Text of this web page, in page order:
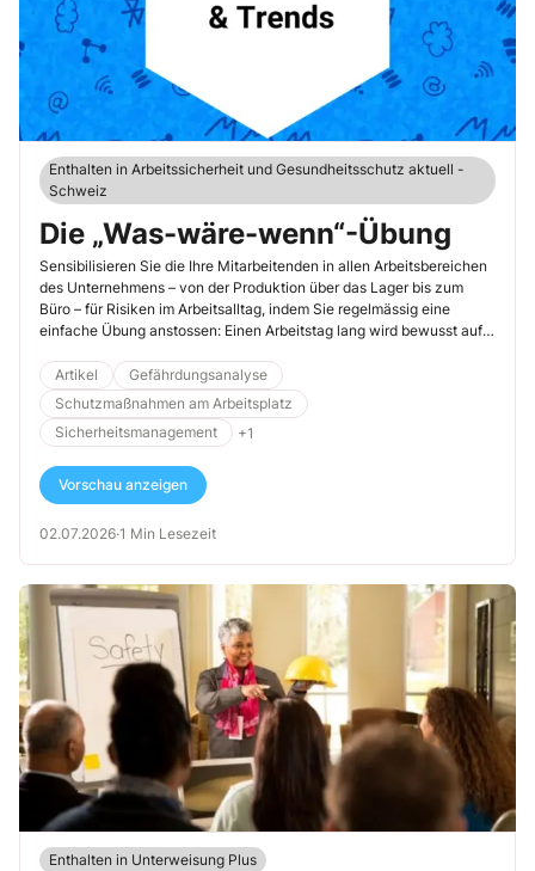
Enthalten in Arbeitssicherheit und Gesundheitsschutz aktuell -
Schweiz
Die „Was-wäre-wenn“-Übung
Sensibilisieren Sie die Ihre Mitarbeitenden in allen Arbeitsbereichen
des Unternehmens – von der Produktion über das Lager bis zum
Büro – für Risiken im Arbeitsalltag, indem Sie regelmässig eine
einfache Übung anstossen: Einen Arbeitstag lang wird bewusst auf
„Was wäre, wenn …?“
Artikel
Gefährdungsanalyse
Schutzmaßnahmen am Arbeitsplatz
Sicherheitsmanagement
+1
Vorschau anzeigen
02.07.2026·1 Min Lesezeit
Enthalten in Unterweisung Plus